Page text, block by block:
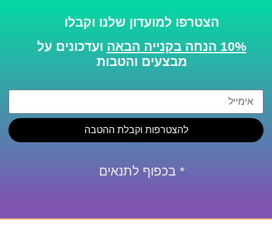
הצטרפו למועדון שלנו וקבלו
10% הנחה בקנייה הבאה
ועדכונים על
מבצעים והטבות
להצטרפות וקבלת ההטבה
* בכפוף לתנאים